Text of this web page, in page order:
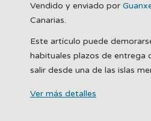
Vendido y enviado por
Canarias.
Este artículo puede
habituales plazos de entrega
salir desde una de las islas
Ver más detalles